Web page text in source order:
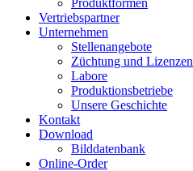
Produktformen
Vertriebspartner
Unternehmen
Stellenangebote
Züchtung und Lizenzen
Labore
Produktionsbetriebe
Unsere Geschichte
Kontakt
Download
Bilddatenbank
Online-Order